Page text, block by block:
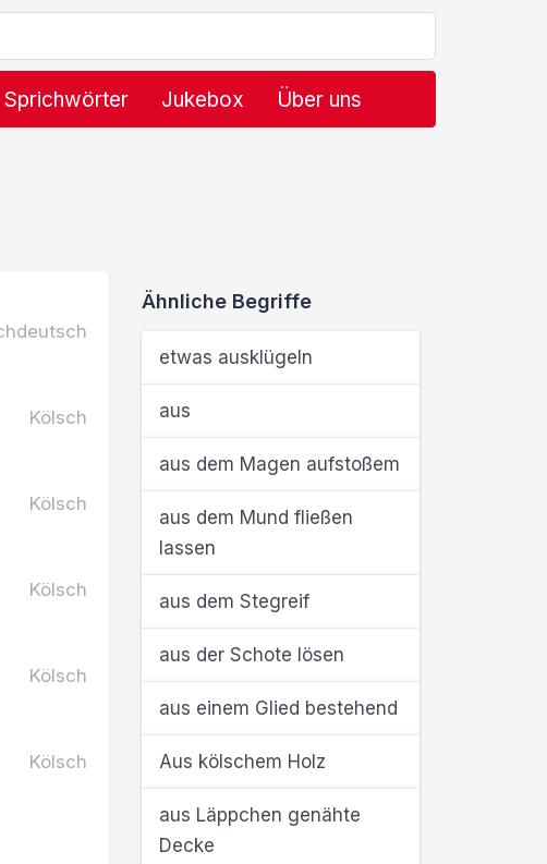
Sprichwörter Jukebox Über uns
Kölsch
Kölsch
Kölsch
Kölsch
Kölsch
Ähnliche Begriffe
etwas ausklügeln
aus
aus dem Magen aufstoßem
aus dem Mund fließen
lassen
aus dem Stegreif
aus der Schote lösen
aus einem Glied bestehend
Aus kölschem Holz
aus Läppchen genähte
Decke